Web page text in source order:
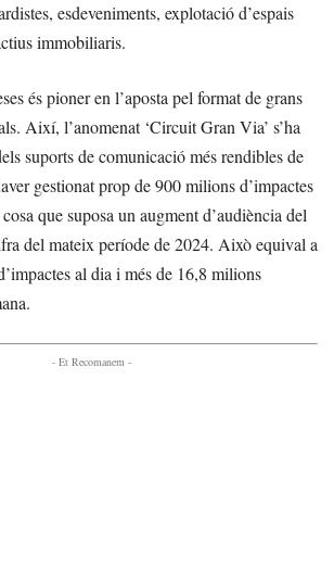
esdeveniments, explotació d’espais
immobiliaris.
és pioner en l’aposta pel format de grans
Així, l’anomenat ‘Circuit Gran Via’ s’ha
suports de comunicació més rendibles de
gestionat prop de 900 milions d’impactes
que suposa un augment d’audiència del
del mateix període de 2024. Això equival a
al dia i més de 16,8 milions
- Et Recomanem -